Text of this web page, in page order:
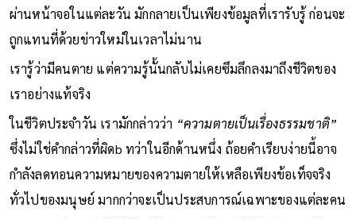
ผ่านหน้าจอในแต่ละวัน มักกลายเป็นเพียงข้อมูลที่เรารับรู้ ก่อนจะ
ถูกแทนที่ด้วยข่าวใหม่ในเวลาไม่นาน
เรารู้ว่ามีคนตาย แต่ความรู้นั้นกลับไม่เคยซึมลึกลงมาถึงชีวิตของ
เราอย่างแท้จริง
ในชีวิตประจำวัน เรามักกล่าวว่า “ความตายเป็นเรื่องธรรมชาติ”
ซึ่งไม่ใช่คำกล่าวที่ผิดb ทว่าในอีกด้านหนึ่ง ถ้อยคำเรียบง่ายนี้อาจ
กำลังลดทอนความหมายของความตายให้เหลือเพียงข้อเท็จจริง
ทั่วไปของมนุษย์ มากกว่าจะเป็นประสบการณ์เฉพาะของแต่ละคน